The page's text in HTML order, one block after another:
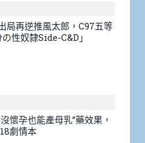
局再逆推風太郎，C97五等
性奴隸Side-C&D」
懷孕也能產母乳”藥效果，
劇情本